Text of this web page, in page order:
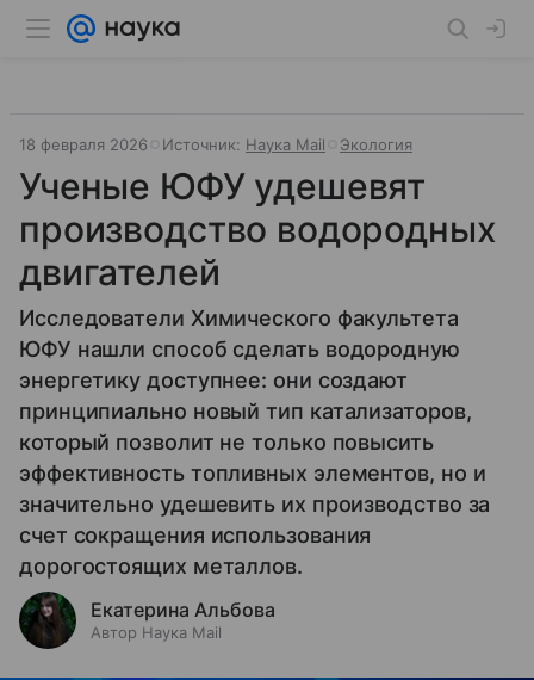
18 февраля 2026 Источник: Наука Mail Экология
Ученые ЮФУ удешевят
производство водородных
двигателей
Исследователи Химического факультета
ЮФУ нашли способ сделать водородную
энергетику доступнее: они создают
принципиально новый тип катализаторов,
который позволит не только повысить
эффективность топливных элементов, но и
значительно удешевить их производство за
счет сокращения использования
дорогостоящих металлов.
Екатерина Альбова
Автор Наука Mail